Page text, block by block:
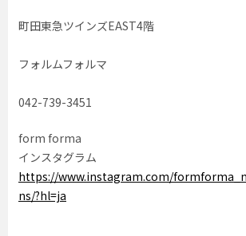
町田東急ツインズEAST4階
フォルムフォルマ
042-739-3451
form forma
インスタグラム
https://www.instagram.com/
ns/?hl=ja